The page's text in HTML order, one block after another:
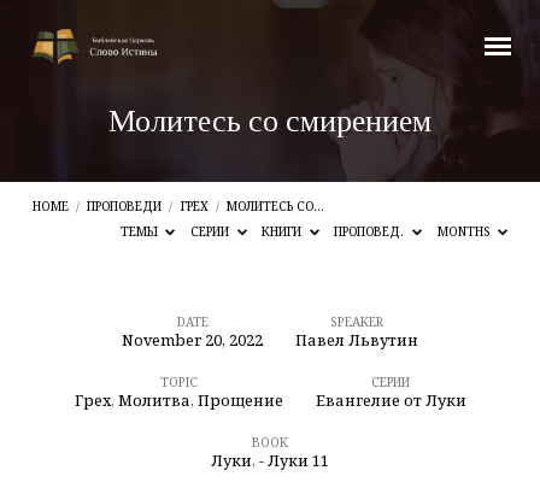
Молитесь со смирением
HOME / ПРОПОВЕДИ / ГРЕХ / МОЛИТЕСЬ СО…
ТЕМЫ
СЕРИИ КНИГИ ПРОПОВЕД. MONTHS
Молитесь
DATE
November 20, 2022
SPEAKER
Павел Львутин
TOPIC
Грех, Молитва, Прощение
СЕРИИ
Евангелие от Луки
BOOK
Луки, - Луки 11